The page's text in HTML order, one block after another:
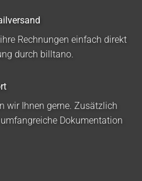
Rechnungen einfach direkt
durch billtano.
wir Ihnen gerne. Zusätzlich
Dokumentation